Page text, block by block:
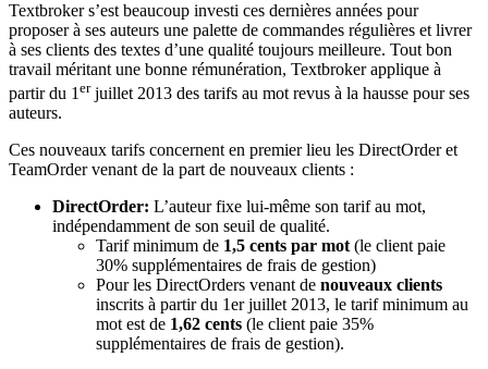
Textbroker s’est beaucoup investi ces dernières années pour
proposer à ses auteurs une palette de commandes régulières et livrer
à ses clients des textes d’une qualité toujours meilleure. Tout bon
travail méritant une bonne rémunération, Textbroker applique à
partir du 1erjuillet 2013 des tarifs au mot revus à la hausse pour ses
auteurs.
Ces nouveaux tarifs concernent en premier lieu les DirectOrder et
TeamOrder venant de la part de nouveaux clients :
DirectOrder: L’auteur fixe lui-même son tarif au mot,
indépendamment de son seuil de qualité.
Tarif minimum de 1,5 cents par mot(le client paie
30% supplémentaires de frais de gestion)
Pour les DirectOrders venant de nouveaux clients
inscrits à partir du 1er juillet 2013, le tarif minimum au
mot est de 1,62 cents (le client paie 35%
supplémentaires de frais de gestion).